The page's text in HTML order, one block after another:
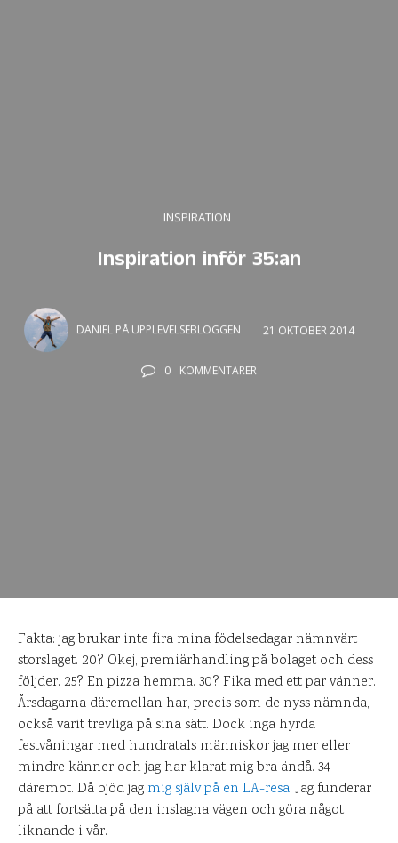
INSPIRATION
Inspiration inför 35:an
DANIEL PÅ UPPLEVELSEBLOGGEN 21 OKTOBER 2014
0 KOMMENTARER
Fakta: jag brukar inte fira mina födelsedagar nämnvärt
storslaget. 20? Okej, premiärhandling på bolaget och dess
följder. 25? En pizza hemma. 30? Fika med ett par vänner.
Årsdagarna däremellan har, precis som de nyss nämnda,
också varit trevliga på sina sätt. Dock inga hyrda
festvåningar med hundratals människor jag mer eller
mindre känner och jag har klarat mig bra ändå. 34
däremot. Då bjöd jag mig själv på en LA-resa. Jag funderar
på att fortsätta på den inslagna vägen och göra något
liknande i vår.